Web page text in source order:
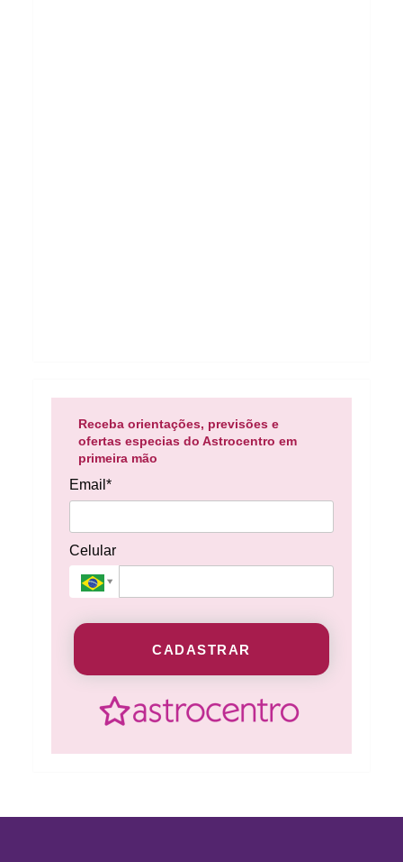
Receba orientações, previsões e
ofertas especias do Astrocentro em
primeira mão
Email*
Celular
CADASTRAR